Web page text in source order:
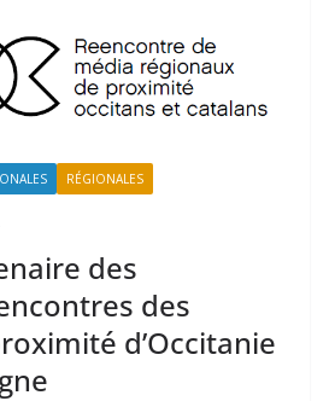
RÉGIONALES
des
des
d’Occitanie